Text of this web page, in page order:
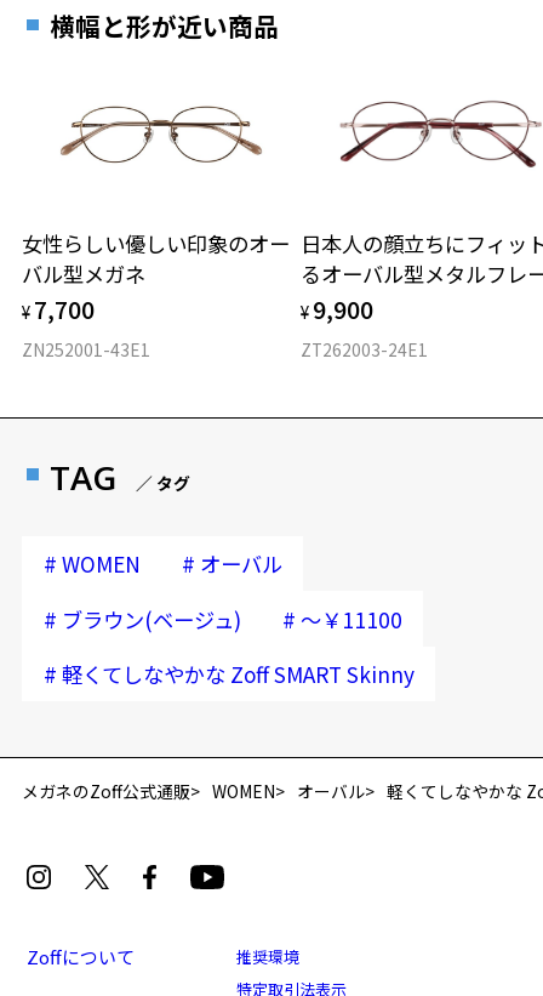
再入荷お知らせメールのお申し込み
横幅と形が近い商品
女性らしい優しい印象のオー
バル型メガネ
¥ 7,700
ZN252001-43E1
日本人の顔立ちにフィッ
るオーバル型メタルフレ
¥ 9,900
ZT262003-24E1
TAG ／ タグ
# WOMEN # オーバル
# ブラウン(ベージュ) # ～￥11100
# 軽くてしなやかな Zoff SMART Skinny
メガネのZoff公式通販 WOMEN オーバル 軽くてしなやかな
Zoffについて
推奨環境
特定取引法表示